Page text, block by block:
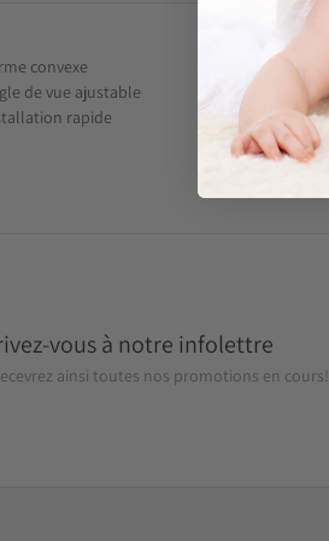
convexe
de vue ajustable
rapide
vous à notre infolettre
ainsi toutes nos promotions en cours!